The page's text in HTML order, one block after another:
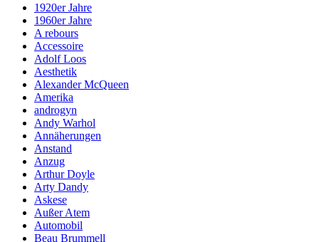
1920er Jahre
1960er Jahre
A rebours
Accessoire
Adolf Loos
Aesthetik
Alexander McQueen
Amerika
androgyn
Andy Warhol
Annäherungen
Anstand
Anzug
Arthur Doyle
Arty Dandy
Askese
Außer Atem
Automobil
Beau Brummell